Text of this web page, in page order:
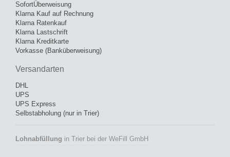
SofortÜberweisung
Klarna Kauf auf Rechnung
Klarna Ratenkauf
Klarna Lastschrift
Klarna Kreditkarte
Vorkasse (Banküberweisung)
Versandarten
DHL
UPS
UPS Express
Selbstabholung (nur in Trier)
Lohnabfüllung in Trier bei der WeFill GmbH